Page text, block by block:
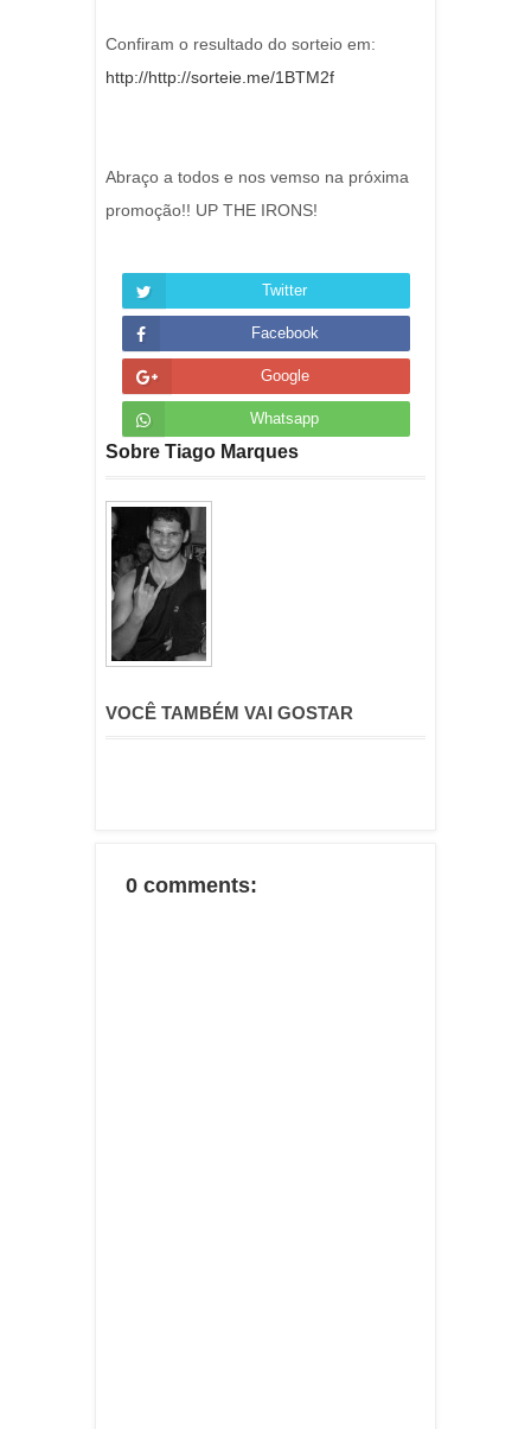
Confiram o resultado do sorteio em:
http://http://sorteie.me/1BTM2f
Abraço a todos e nos vemso na próxima
promoção!! UP THE IRONS!
Twitter
Facebook
Google
Whatsapp
Sobre Tiago Marques
VOCÊ TAMBÉM VAI GOSTAR
0 comments: